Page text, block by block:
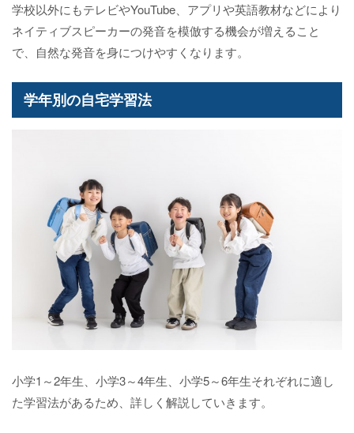
学校以外にもテレビやYouTube、アプリや英語教材などにより
ネイティブスピーカーの発音を模倣する機会が増えること
で、自然な発音を身につけやすくなります。
学年別の自宅学習法
小学1～2年生、小学3～4年生、小学5～6年生それぞれに適し
た学習法があるため、詳しく解説していきます。